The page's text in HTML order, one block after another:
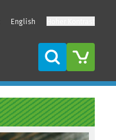
English
Suche